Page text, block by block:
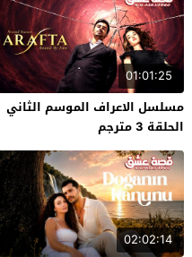
01:01:25
مسلسل الاعراف الموسم الثاني
الحلقة 3 مترجم
02:02:14